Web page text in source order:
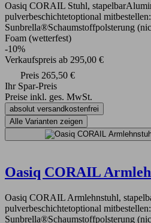
Oasiq CORAIL Stuhl,
pulverbeschichtetoptional
Sunbrella®Schaumstoffpolsterung
Foam (wetterfest)
-10%
Verkaufspreis ab 295,00 €
Preis 265,50 €
Ihr Spar-Preis
Preise inkl. ges. MwSt.
absolut versandkostenfrei
Alle Varianten zeigen
Oasiq CORAIL
Oasiq CORAIL Armlehnstuhl,
pulverbeschichtetoptional
Sunbrella®Schaumstoffpolsterung